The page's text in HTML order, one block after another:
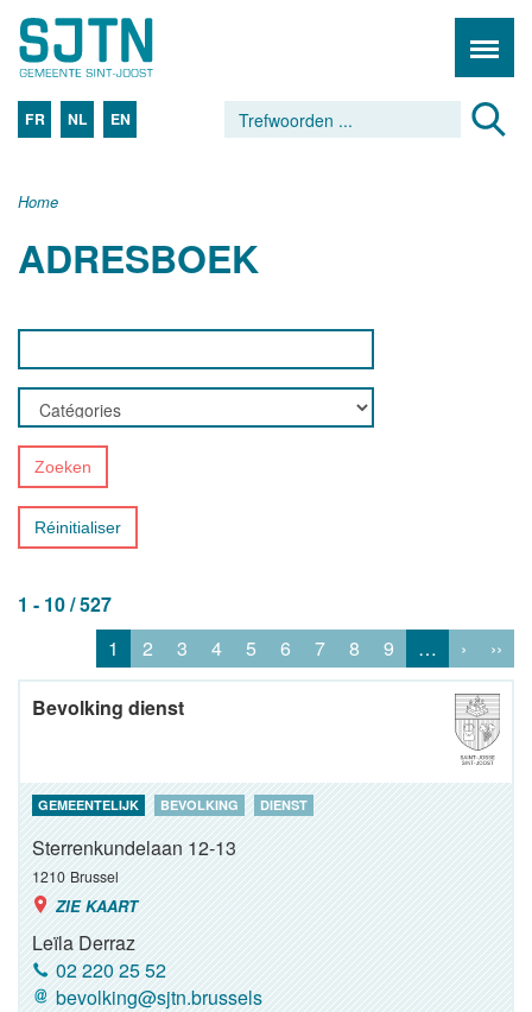
FR NL EN
Home
ADRESBOEK
Zoeken
Réinitialiser
1 - 10 / 527
1
2 3 4 5 6 7 8 9 … › ››
Bevolking dienst
GEMEENTELIJK BEVOLKING DIENST
Sterrenkundelaan 12-13
1210 Brussel
ZIE KAART
Leïla Derraz
02 220 25 52
bevolking@sjtn.brussels